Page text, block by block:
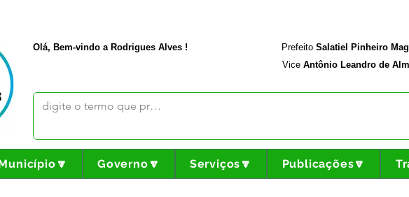
Olá, Bem-vindo a Rodrigues Alves ! Prefeito Salatiel Pinheiro
Vice Antônio Leandro de
Governo🔽 Serviços🔽 Publicações🔽